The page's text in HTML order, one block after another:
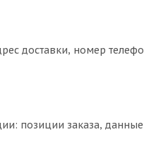
доставки, номер
позиции заказа,